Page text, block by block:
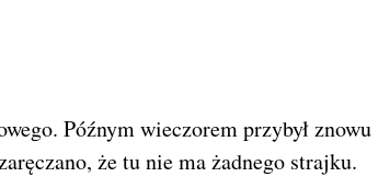
Późnym wieczorem przybył znowu
że tu nie ma żadnego strajku.